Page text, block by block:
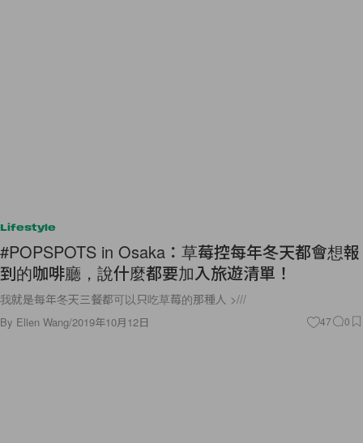
Lifestyle
#POPSPOTS in Osaka：草莓控每年冬天都會想報
到的咖啡廳，說什麼都要加入旅遊清單！
我就是每年冬天三餐都可以只吃草莓的那種人 >///
By Ellen Wang/2019年10月12日 47 0